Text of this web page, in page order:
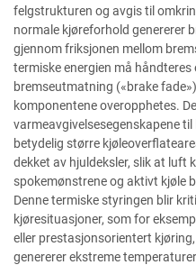
felgstrukturen og avgis til
normale kjøreforhold genererer
gjennom friksjonen mellom
termiske energien må
bremseutmatning («brake
komponentene overopphetes.
varmeavgivelsesegenskapene
betydelig større
dekket av hjuldeksler, slik at luft
spokemønstrene og aktivt kjøle
Denne termiske styringen blir
kjøresituasjoner, som for
eller prestasjonsorientert
genererer ekstreme